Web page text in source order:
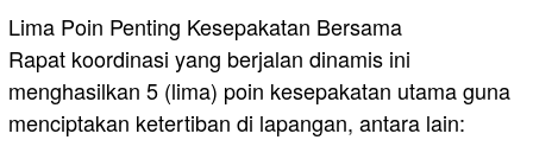
​Lima Poin Penting Kesepakatan Bersama
​Rapat koordinasi yang berjalan dinamis ini
menghasilkan 5 (lima) poin kesepakatan utama guna
menciptakan ketertiban di lapangan, antara lain: